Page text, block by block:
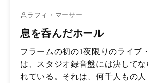
ラフィ・マーサー
息を呑んだホール
フラームの初の1夜限りのライブ
は、スタジオ録音盤には決して
れている。それは、何千人もの人